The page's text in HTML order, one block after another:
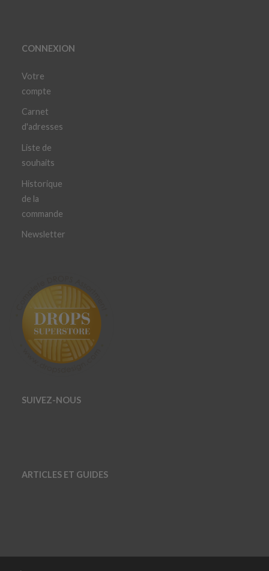
CONNEXION
Votre
compte
Carnet
d'adresses
Liste de
souhaits
Historique
de la
commande
Newsletter
SUIVEZ-NOUS
ARTICLES ET GUIDES